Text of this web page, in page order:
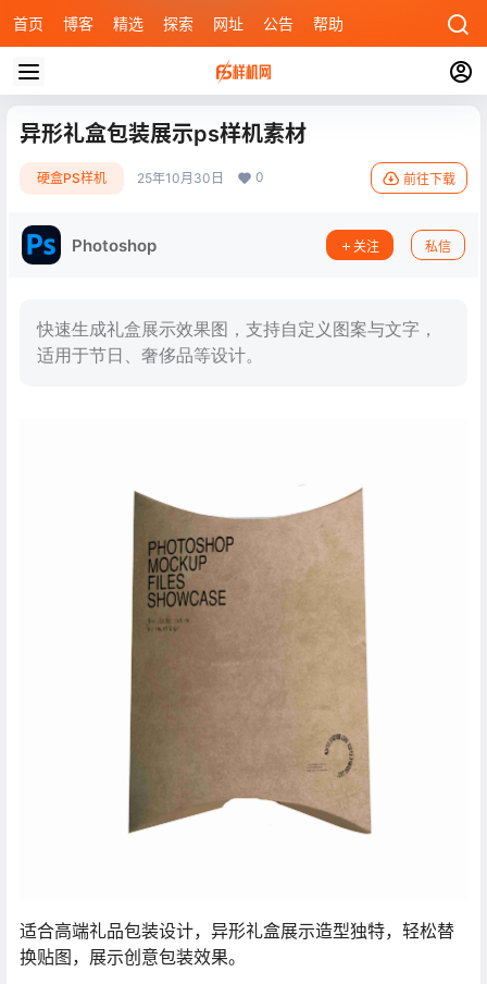
首页 博客 精选 探索 网址 公告 帮助
异形礼盒包装展示ps样机素材
硬盒PS样机 25年10月30日 0 前往下载
Photoshop 关注 私信
快速生成礼盒展示效果图，支持自定义图案与文字，
适用于节日、奢侈品等设计。
适合高端礼品包装设计，异形礼盒展示造型独特，轻松替
换贴图，展示创意包装效果。